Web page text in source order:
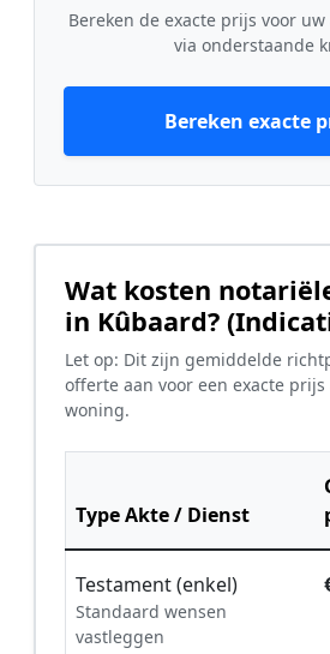
Bereken de exacte prijs voor
via onderstaande
Bereken exacte
Wat kosten
in Kûbaard?
Let op: Dit zijn gemiddelde
offerte aan voor een exacte
woning.
Type Akte / Dienst
Testament (enkel)
Standaard wensen
vastleggen